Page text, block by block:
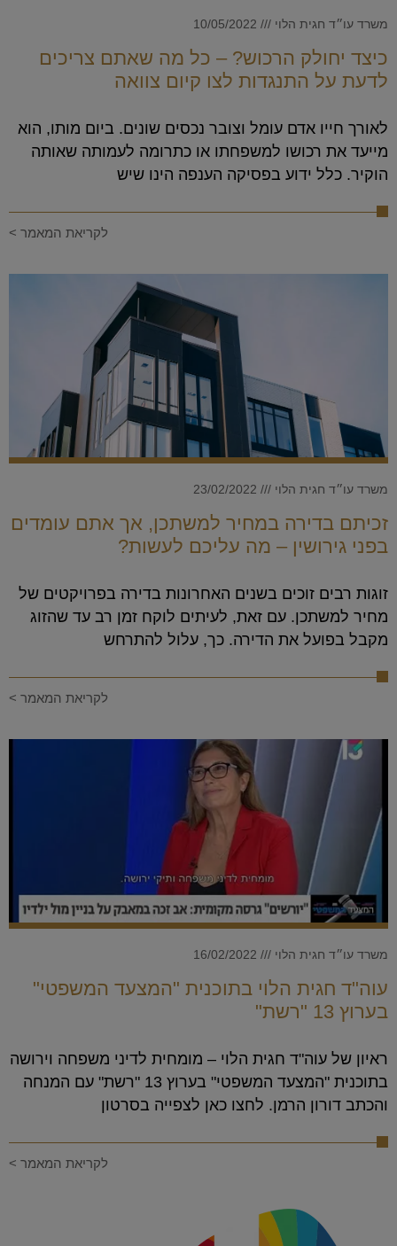
כיצד יחולק הרכוש? – כל מה שאתם צריכים
לדעת על התנגדות לצו קיום צוואה
משרד עו״ד חגית הלוי
לאורך חייו אדם עומל וצובר נכסים שונים. ביום מותו, הוא
מייעד את רכושו למשפחתו או כתרומה לעמותה שאותה
הוקיר. כלל ידוע בפסיקה הענפה הינו שיש
לקריאת המאמר >
זכיתם בדירה במחיר למשתכן, אך אתם עומדים
בפני גירושין – מה עליכם לעשות?
משרד עו״ד חגית הלוי
זוגות רבים זוכים בשנים האחרונות בדירה בפרויקטים של
מחיר למשתכן. עם זאת, לעיתים לוקח זמן רב עד שהזוג
מקבל בפועל את הדירה. כך, עלול להתרחש
לקריאת המאמר >
עוה"ד חגית הלוי בתוכנית "המצעד המשפטי"
בערוץ 13 "רשת"
משרד עו״ד חגית הלוי
ראיון של עוה"ד חגית הלוי – מומחית לדיני משפחה וירושה
בתוכנית "המצעד המשפטי" בערוץ 13 "רשת" עם המנחה
והכתב דורון הרמן. לחצו כאן לצפייה בסרטון
לקריאת המאמר >